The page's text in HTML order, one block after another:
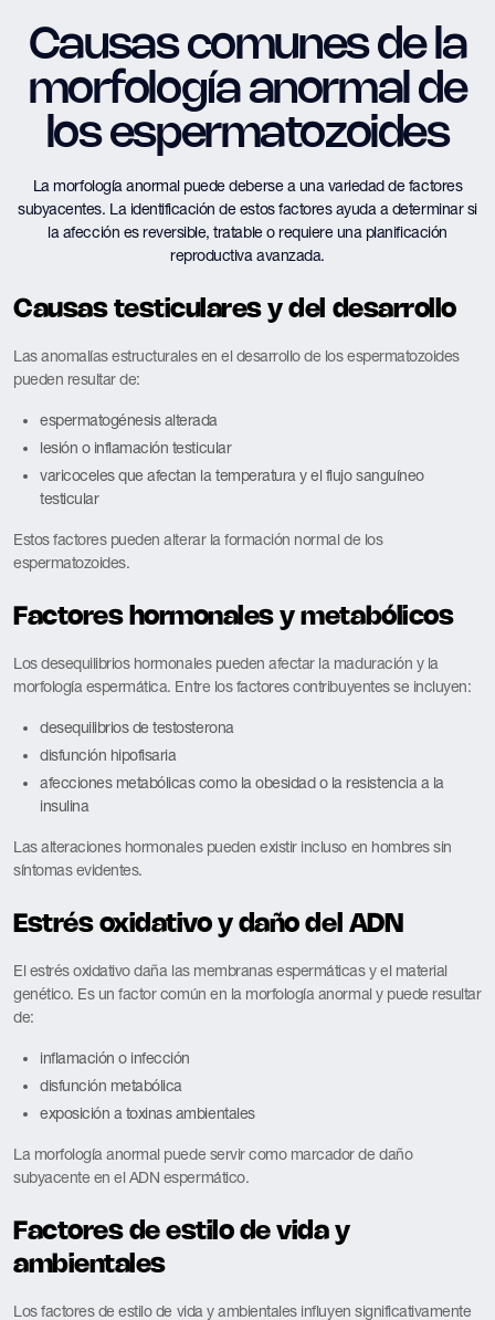
Causas comunes de la
morfología anormal de
los espermatozoides
La morfología anormal puede deberse a una variedad de factores
subyacentes. La identificación de estos factores ayuda a determinar si
la afección es reversible, tratable o requiere una planificación
reproductiva avanzada.
Causas testiculares y del desarrollo
Las anomalías estructurales en el desarrollo de los espermatozoides
pueden resultar de:
espermatogénesis alterada
lesión o inflamación testicular
varicoceles que afectan la temperatura y el flujo sanguíneo
testicular
Estos factores pueden alterar la formación normal de los
espermatozoides.
Factores hormonales y metabólicos
Los desequilibrios hormonales pueden afectar la maduración y la
morfología espermática. Entre los factores contribuyentes se incluyen:
desequilibrios de testosterona
disfunción hipofisaria
afecciones metabólicas como la obesidad o la resistencia a la
insulina
Las alteraciones hormonales pueden existir incluso en hombres sin
síntomas evidentes.
Estrés oxidativo y daño del ADN
El estrés oxidativo daña las membranas espermáticas y el material
genético. Es un factor común en la morfología anormal y puede resultar
de:
inflamación o infección
disfunción metabólica
exposición a toxinas ambientales
La morfología anormal puede servir como marcador de daño
subyacente en el ADN espermático.
Factores de estilo de vida y
ambientales
Los factores de estilo de vida y ambientales influyen significativamente